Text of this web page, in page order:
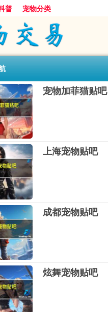
普 宠物分类
宠物加菲猫贴吧
上海宠物贴吧
成都宠物贴吧
炫舞宠物贴吧